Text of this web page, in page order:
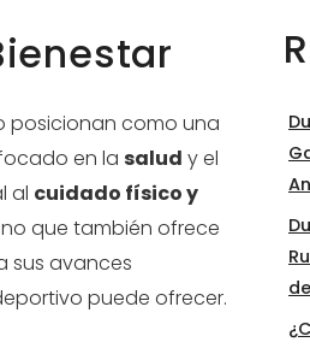
posicionan como una
en la salud y el
al cuidado físico y
que también ofrece
sus avances
puede ofrecer.